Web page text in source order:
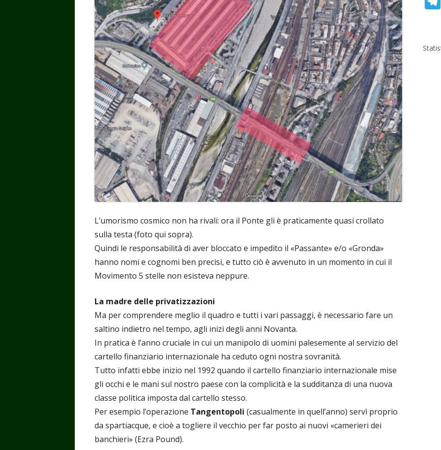
L’umorismo cosmico non ha rivali: ora il Ponte gli è praticamente quasi crollato
sulla testa (foto qui sopra).
Quindi le responsabilità di aver bloccato e impedito il «Passante» e/o «Gronda»
hanno nomi e cognomi ben precisi, e tutto ciò è avvenuto in un momento in cui il
Movimento 5 stelle non esisteva neppure.
La madre delle privatizzazioni
Ma per comprendere meglio il quadro e tutti i vari passaggi, è necessario fare un
saltino indietro nel tempo, agli inizi degli anni Novanta.
In pratica è l’anno cruciale in cui un manipolo di uomini palesemente al servizio del
cartello finanziario internazionale ha ceduto ogni nostra sovranità.
Tutto infatti ebbe inizio nel 1992 quando il cartello finanziario internazionale mise
gli occhi e le mani sul nostro paese con la complicità e la sudditanza di una nuova
classe politica imposta dal cartello stesso.
Per esempio l’operazione Tangentopoli (casualmente in quell’anno) servì proprio
da spartiacque, e cioè a togliere il vecchio per far posto ai nuovi «camerieri dei
banchieri» (Ezra Pound).